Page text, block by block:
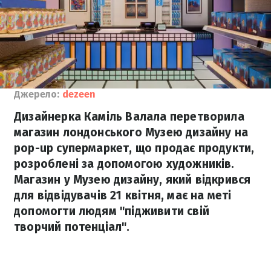
Джерело: dezeen
Дизайнерка Каміль Валала перетворила
магазин лондонського Музею дизайну на
pop-up супермаркет, що продає продукти,
розроблені за допомогою художників.
Магазин у Музею дизайну, який відкрився
для відвідувачів 21 квітня, має на меті
допомогти людям "підживити свій
творчий потенціал".